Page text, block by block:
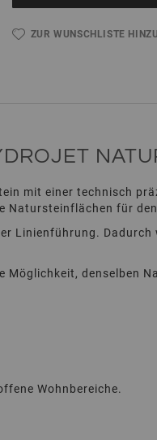
ZUR WUNSCHLISTE
mit einer technisch
Natursteinflächen für
Linienführung.
denselben
Wohnbereiche.